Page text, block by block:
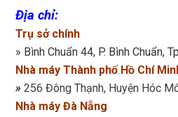
Địa chỉ:
Trụ sở chính
» Bình Chuẩn 44, P. Bình Chuẩn,
Nhà máy Thành phố Hồ Chí
» 256 Đông Thạnh, Huyện Hóc
Nhà máy Đà Nẵng